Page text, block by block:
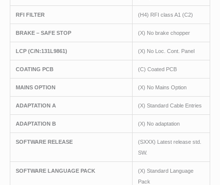
RFI FILTER (H4) RFI class A1 (C2)
BRAKE – SAFE STOP (X) No brake chopper
LCP (C/N:131L9861) (X) No Loc. Cont. Panel
COATING PCB (C) Coated PCB
MAINS OPTION (X) No Mains Option
ADAPTATION A (X) Standard Cable Entries
ADAPTATION B (X) No adaptation
SOFTWARE RELEASE
(SXXX) Latest release std.
SW.
SOFTWARE LANGUAGE PACK
(X) Standard Language
Pack